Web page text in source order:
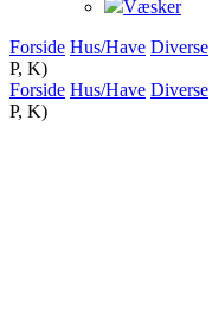
Væsker
Forside Hus/Have Diverse
P, K)
Forside Hus/Have Diverse
P, K)